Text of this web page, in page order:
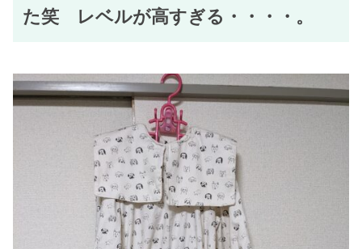
た笑 レベルが高すぎる・・・・。